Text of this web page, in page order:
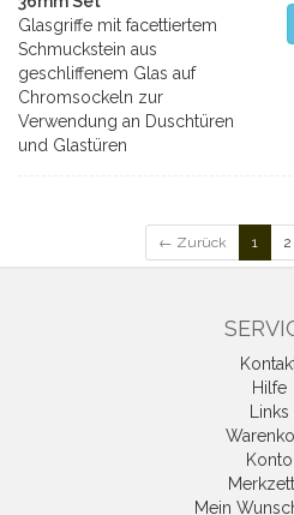
Glasgriffe mit facettiertem
Schmuckstein aus
geschliffenem Glas auf
Chromsockeln zur
Verwendung an Duschtüren
und Glastüren
← Zurück 1 2
Hilfe
Links
Konto
Mein